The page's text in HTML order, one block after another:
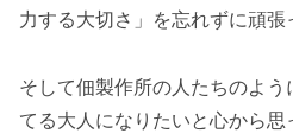
力する大切さ」を忘れずに頑張
そして佃製作所の人たちのよ
てる大人になりたいと心から思